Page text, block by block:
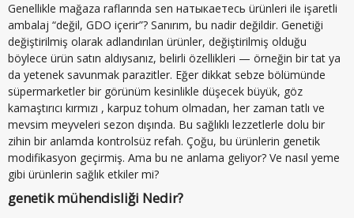
Genellikle mağaza raflarında sen натыкаетесь ürünleri ile işaretli
ambalaj “değil, GDO içerir”? Sanırım, bu nadir değildir. Genetiği
değiştirilmiş olarak adlandırılan ürünler, değiştirilmiş olduğu
böylece ürün satın aldıysanız, belirli özellikleri — örneğin bir tat ya
da yetenek savunmak parazitler. Eğer dikkat sebze bölümünde
süpermarketler bir görünüm kesinlikle düşecek büyük, göz
kamaştırıcı kırmızı , karpuz tohum olmadan, her zaman tatlı ve
mevsim meyveleri sezon dışında. Bu sağlıklı lezzetlerle dolu bir
zihin bir anlamda kontrolsüz refah. Çoğu, bu ürünlerin genetik
modifikasyon geçirmiş. Ama bu ne anlama geliyor? Ve nasıl yeme
gibi ürünlerin sağlık etkiler mi?
genetik mühendisliği Nedir?